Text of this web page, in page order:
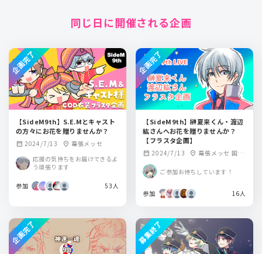
同じ日に開催される企画
【SideM9th】S.E.Mとキャスト
の方々にお花を贈りませんか？
calendar_month 2024/7/13 location_on 幕張メッセ
応援の気持ちをお届けできるよ
う頑張ります
参加 53人
企画完了
【SideM9th】榊夏来くん・渡辺
紘さんへお花を贈りませんか？
【フラスタ企画】
calendar_month 2024/7/13 location_on 幕張メッセ 国際
ご参加お待ちしています！
参加 16人
企画完了
企画完了 募集終了